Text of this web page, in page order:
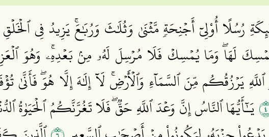
رُسُلًا أُوْلِيٓ أَجۡنِحَةٖ مَّثۡنَىٰ وَثُلَٰثَ وَرُبَٰعَۚ يَزِيدُ فِي
لَهَاۖ وَمَا يُمۡسِكۡ فَلَا مُرۡسِلَ لَهُۥ مِنۢ بَعۡدِهِۦۚ وَهُوَ
يَرۡزُقُكُم مِّنَ ٱلسَّمَآءِ وَٱلۡأَرۡضِۚ لَآ إِلَٰهَ إِلَّا هُوَۖ فَأَنَّىٰ
يَـٰٓأَيُّهَا ٱلنَّاسُ إِنَّ وَعۡدَ ٱللَّهِ حَقّٞۖ فَلَا تَغُرَّنَّكُمُ ٱلۡحَيَوٰةُ